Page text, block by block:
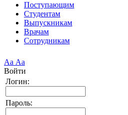
Поступающим
Студентам
Выпускникам
Врачам
Сотрудникам
Аа Аа
Войти
Логин:
Пароль: